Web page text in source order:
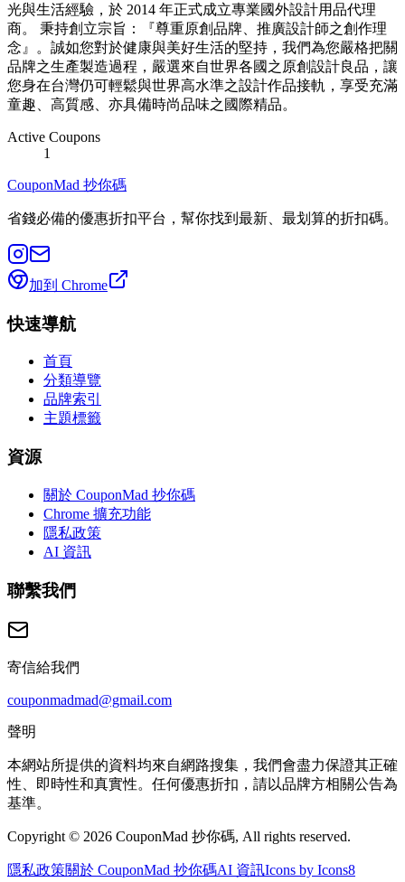
光與生活經驗，於 2014 年正式成立專業國外設計用品代理
商。 秉持創立宗旨：『尊重原創品牌、推廣設計師之創作理
念』。誠如您對於健康與美好生活的堅持，我們為您嚴格把關
品牌之生產製造過程，嚴選來自世界各國之原創設計良品，讓
您身在台灣仍可輕鬆與世界高水準之設計作品接軌，享受充滿
童趣、高質感、亦具備時尚品味之國際精品。
Active Coupons
1
CouponMad 抄你碼
省錢必備的優惠折扣平台，幫你找到最新、最划算的折扣碼。
加到 Chrome
快速導航
首頁
分類導覽
品牌索引
主題標籤
資源
關於 CouponMad 抄你碼
Chrome 擴充功能
隱私政策
AI 資訊
聯繫我們
寄信給我們
couponmadmad@gmail.com
聲明
本網站所提供的資料均來自網路搜集，我們會盡力保證其正確
性、即時性和真實性。任何優惠折扣，請以品牌方相關公告為
基準。
Copyright © 2026 CouponMad 抄你碼, All rights reserved.
隱私政策關於 CouponMad 抄你碼AI 資訊Icons by Icons8